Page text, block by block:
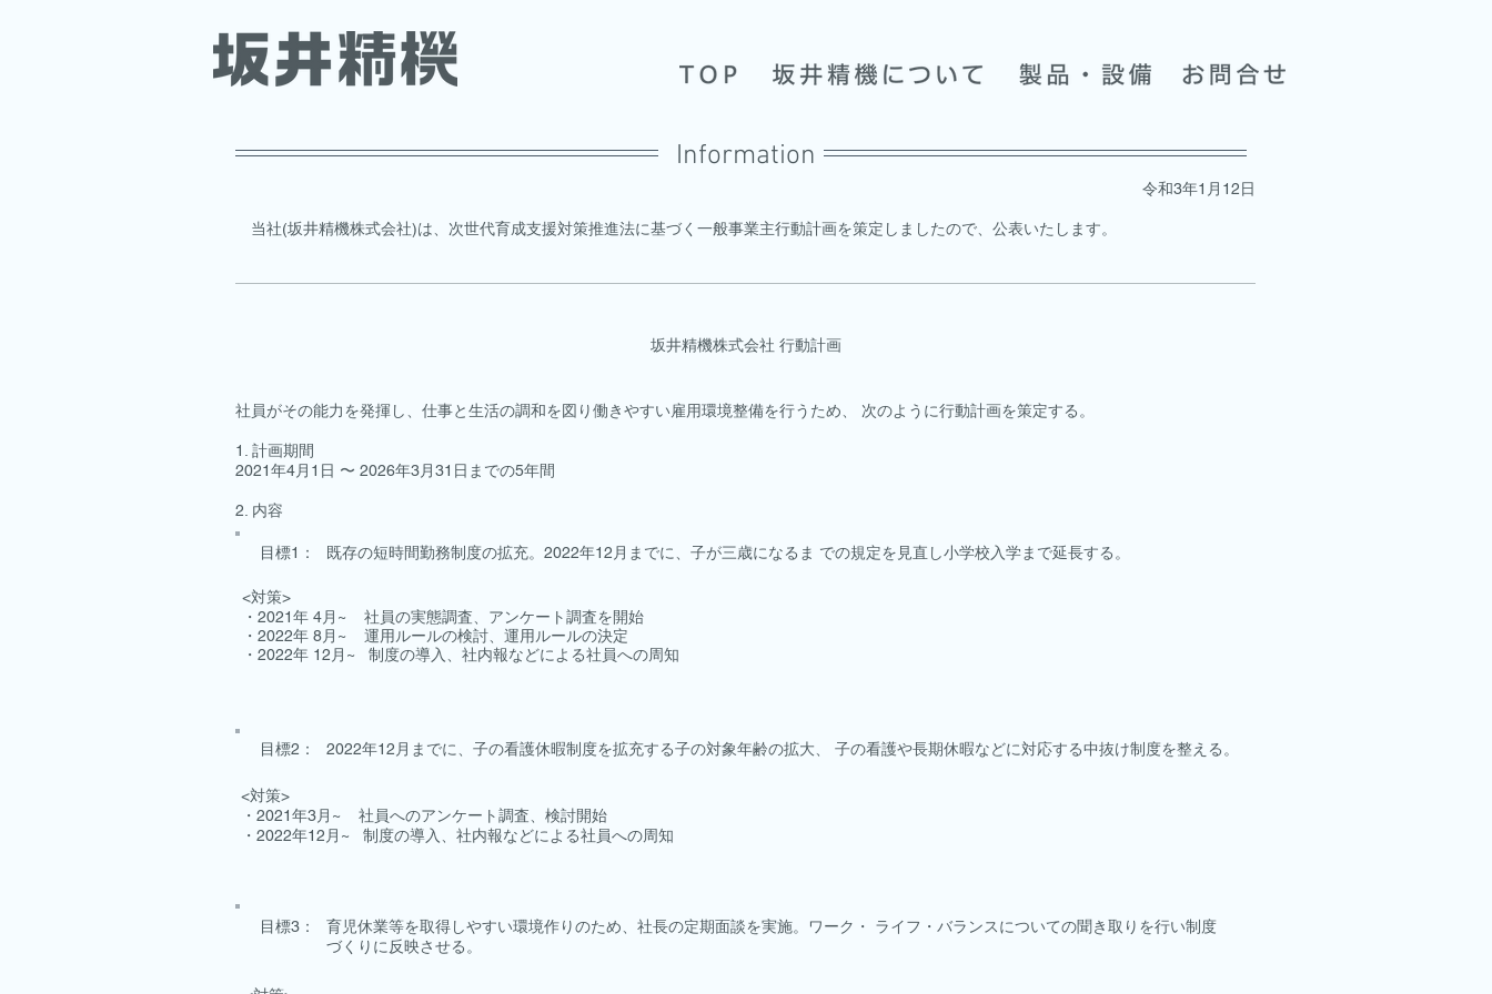
Information
​令和3年1月12日
当社(坂井精機株式会社)は、次世代育成支援対策推進法に基づく一般事業主行動計画を策定しましたので、公表いたします。
坂井精機株式会社 行動計画
社員がその能力を発揮し、仕事と生活の調和を図り働きやすい雇用環境整備を行うため、 次のように行動計画を策定する。
1. 計画期間
2021年4月1日 〜 2026年3月31日までの5年間
2. 内容
​目標1： 既存の短時間勤務制度の拡充。2022年12月までに、子が三歳になるま での規定を見直し小学校入学まで延長する。
<対策>
・2021年 4月~ 社員の実態調査、アンケート調査を開始
・2022年 8月~ 運用ルールの検討、運用ルールの決定
・2022年 12月~ 制度の導入、社内報などによる社員への周知
​目標2： 2022年12月までに、子の看護休暇制度を拡充する子の対象年齢の拡大、 子の看護や長期休暇などに対応する中抜け制度を整える。
<対策>
・2021年3月~ 社員へのアンケート調査、検討開始
・2022年12月~ 制度の導入、社内報などによる社員への周知
​目標3：
育児休業等を取得しやすい環境作りのため、社長の定期面談を実施。ワーク・ ライフ・バランスについての聞き取りを行い制度
づくりに反映させる。